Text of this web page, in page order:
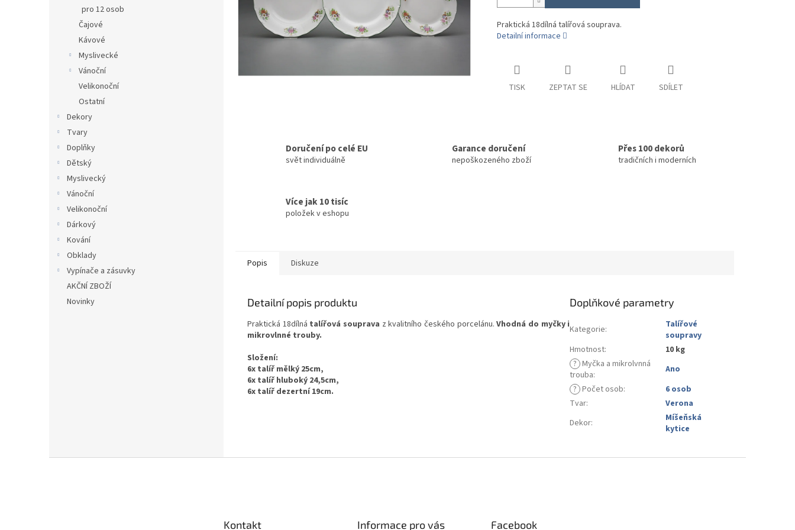
pro 12 osob
Čajové
Kávové
Myslivecké
Vánoční
Velikonoční
Ostatní
Dekory
Tvary
Doplňky
Dětský
Myslivecký
Vánoční
Velikonoční
Dárkový
Kování
Obklady
Vypínače a zásuvky
AKČNÍ ZBOŽÍ
Novinky
Praktická 18dílná talířová souprava.
Detailní informace
TISK ZEPTAT SE HLÍDAT SDÍLET
Doručení po celé EU
svět individuálně
Garance doručení
nepoškozeného zboží
Přes 100 dekorů
tradičních i moderních
Více jak 10 tisíc
položek v eshopu
Popis Diskuze
Detailní popis produktu
Praktická 18dílná talířová souprava z kvalitního českého porcelánu.Vhodná do myčky i
mikrovlnné trouby.
Složení:
6x talíř mělký 25cm,
6x talíř hluboký 24,5cm,
6x talíř dezertní 19cm.
Doplňkové parametry
Kategorie:
Talířové
soupravy
Hmotnost:
10 kg
? Myčka a mikrolvnná
trouba:
Ano
? Počet osob:
6 osob
Tvar:
Verona
Dekor:
Míšeňská
kytice
Kontakt Informace pro vás Facebook